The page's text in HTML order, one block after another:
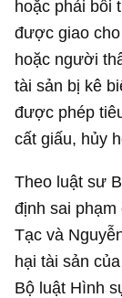
hoặc phải bồi
được giao
hoặc người
tài sản bị kê
được phép
cất giấu, hủy
Theo luật sư
định sai phạm
Tạc và
hại tài sản
Bộ luật Hình